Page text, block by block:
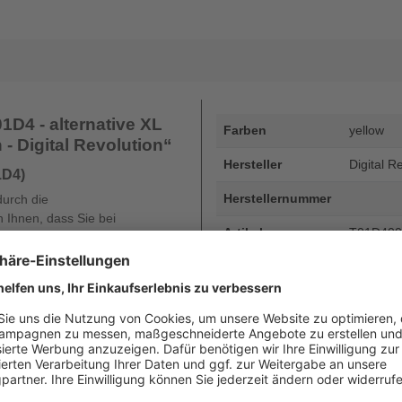
- alternative XL
- Digital Revolution“
die
Ihnen, dass Sie bei
DHG und der dortigen
Ihres Druckers und die
diese auch nur gemindert
Farben yellow
Hersteller Digital
Herstellernummer
Artikelnummer
bis zu
Beschreibung
Epson
20.000
Art